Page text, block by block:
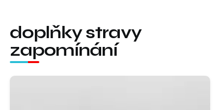
doplňky stravy
zapomínání